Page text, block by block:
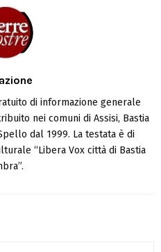
di informazione generale
nei comuni di Assisi, Bastia
dal 1999. La testata è di
“Libera Vox città di Bastia